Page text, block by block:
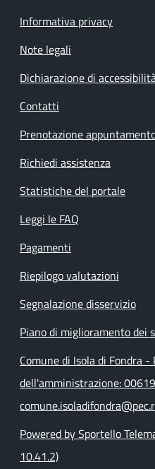
Informativa privacy
Note legali
Dichiarazione di
Contatti
Prenotazione
Richiedi assistenza
Statistiche del portale
Leggi le FAQ
Pagamenti
Riepilogo valutazioni
Segnalazione disservizio
Piano di miglioramento dei
Comune di Isola di Fondra -
dell'amministrazione:
Powered by Sportello
10.41.2)